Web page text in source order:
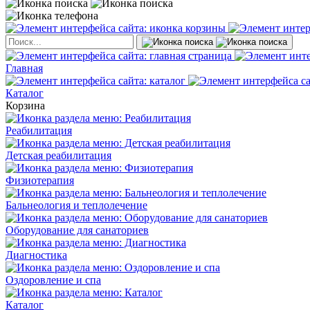
Главная
Каталог
Корзина
Реабилитация
Детская реабилитация
Физиотерапия
Бальнеология и теплолечение
Оборудование для санаториев
Диагностика
Оздоровление и спа
Каталог